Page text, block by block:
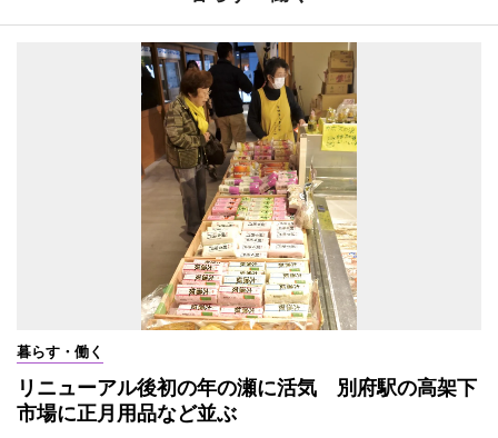
暮らす・働く
リニューアル後初の年の瀬に活気 別府駅の高架下
市場に正月用品など並ぶ